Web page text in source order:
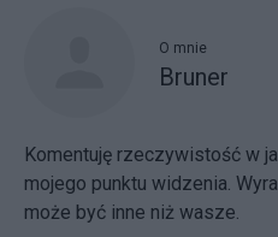
O mnie
Bruner
Komentuję rzeczywistość w
mojego punktu widzenia.
może być inne niż wasze.